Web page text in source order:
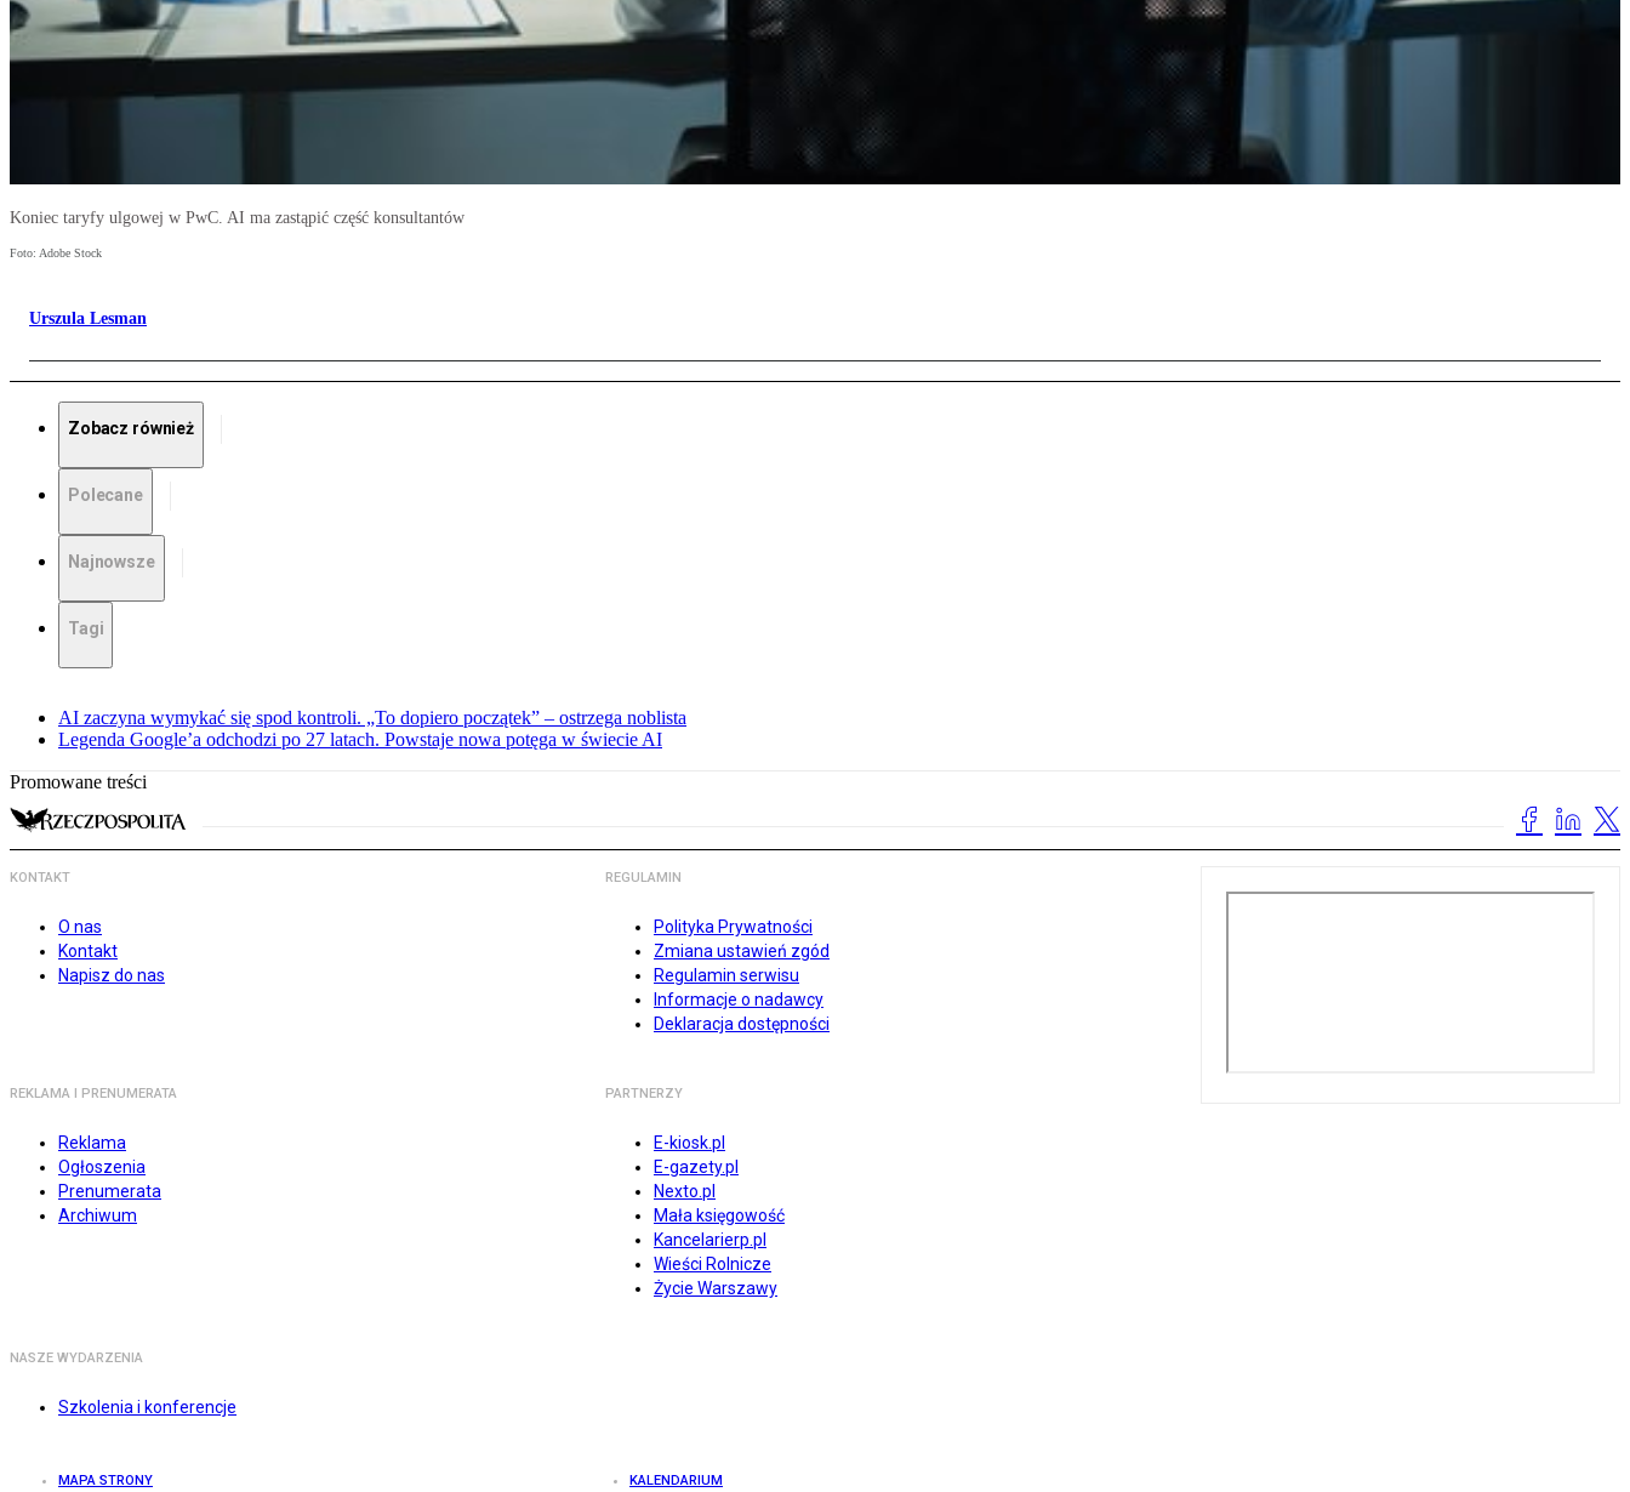
Koniec taryfy ulgowej w PwC. AI ma zastąpić część konsultantów
Foto: Adobe Stock
Urszula Lesman
Zobacz również
Polecane
Najnowsze
Tagi
AI zaczyna wymykać się spod kontroli. „To dopiero początek” – ostrzega noblista
Legenda Google’a odchodzi po 27 latach. Powstaje nowa potęga w świecie AI
Promowane treści
KONTAKT
O nas
Kontakt
Napisz do nas
REGULAMIN
Polityka Prywatności
Zmiana ustawień zgód
Regulamin serwisu
Informacje o nadawcy
Deklaracja dostępności
REKLAMA I PRENUMERATA
Reklama
Ogłoszenia
Prenumerata
Archiwum
PARTNERZY
E-kiosk.pl
E-gazety.pl
Nexto.pl
Mała księgowość
Kancelarierp.pl
Wieści Rolnicze
Życie Warszawy
NASZE WYDARZENIA
Szkolenia i konferencje
MAPA STRONY KALENDARIUM